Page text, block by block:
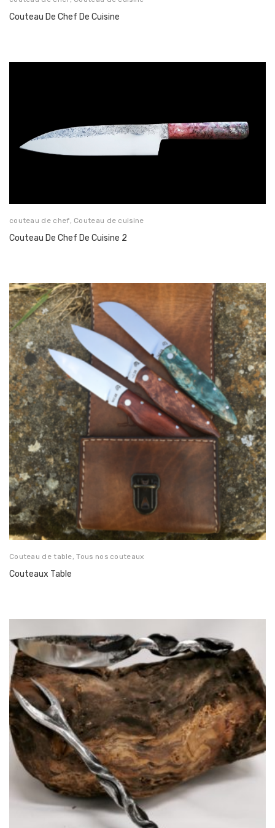
Couteau De Chef De Cuisine
couteau de chef, Couteau de cuisine
Couteau De Chef De Cuisine 2
Couteau de table,Tous nos couteaux
Couteaux Table